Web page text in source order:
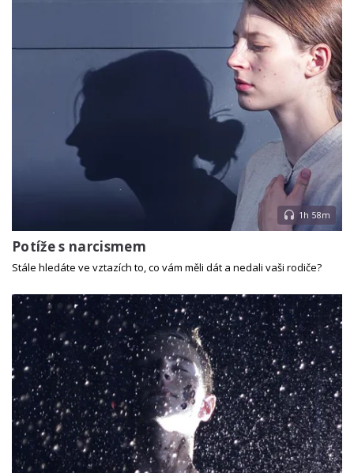
1h 58m
Potíže s narcismem
Stále hledáte ve vztazích to, co vám měli dát a nedali vaši rodiče?